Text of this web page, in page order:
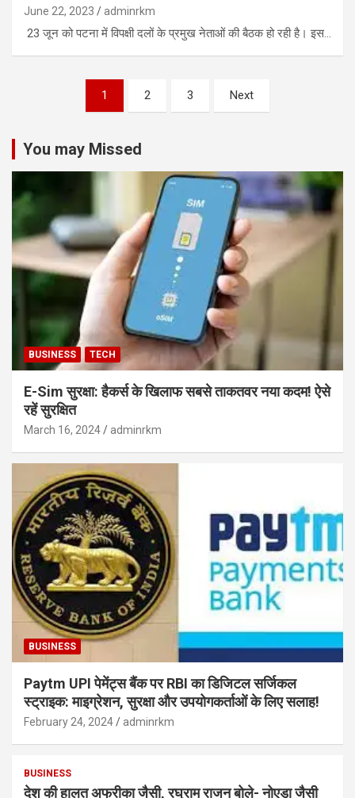
June 22, 2023 adminrkm
23 जून को पटना में विपक्षी दलों के प्रमुख नेताओं की बैठक हो रही है। इस…
pagination
1 2 3 Next
You may Missed
BUSINESS TECH
E-Sim सुरक्षा: हैकर्स के खिलाफ सबसे ताकतवर नया कदम! ऐसे
रहें सुरक्षित
March 16, 2024 adminrkm
BUSINESS
Paytm UPI पेमेंट्स बैंक पर RBI का डिजिटल सर्जिकल
स्ट्राइक: माइग्रेशन, सुरक्षा और उपयोगकर्ताओं के लिए सलाह!
February 24, 2024 adminrkm
BUSINESS
देश की हालत अफ्रीका जैसी, रघुराम राजन बोले- नोएडा जैसी